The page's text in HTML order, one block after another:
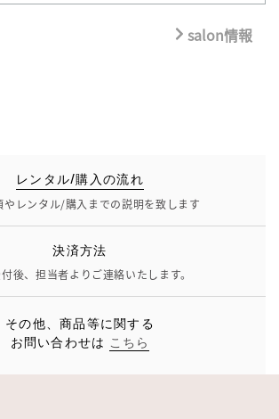
salon情報
レンタル/購入の流れ
やレンタル/購入までの説明を致します
決済方法
後、担当者よりご連絡いたします。
その他、商品等に関する
お問い合わせは こちら